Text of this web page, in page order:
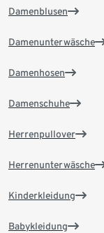
Damenblusen
Damenunterwäsche
Damenhosen
Damenschuhe
Herrenpullover
Herrenunterwäsche
Kinderkleidung
Babykleidung